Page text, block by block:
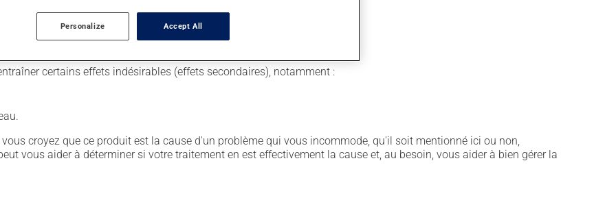
secondaires.
certains effets indésirables (effets secondaires), notamment :
croyez que ce produit est la cause d'un problème qui vous incommode, qu'il soit mentionné ici ou non,
vous aider à déterminer si votre traitement en est effectivement la cause et, au besoin, vous aider à bien gérer la
Personalize Accept All